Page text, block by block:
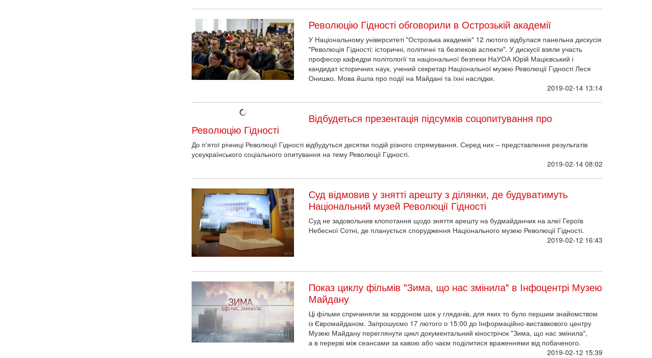
Революцію Гідності обговорили в Острозькій академії
У Національному університеті "Острозька академія" 12 лютого відбулася панельна дискусія
"Революція Гідності: історичні, політичні та безпекові аспекти". У дискусії взяли участь
професор кафедри політології та національної безпеки НаУОА Юрій Мацієвський і
кандидат історичних наук, учений секретар Національної музею Революції Гідності Леся
Онишко. Мова йшла про події на Майдані та їхні наслідки.
2019-02-14 13:14
Відбудеться презентація підсумків соцопитування про
Революцію Гідності
До п'ятої річниці Революції Гідності відбудуться десятки подій різного спрямування. Серед них – представлення результатів
усеукраїнського соціального опитування на тему Революції Гідності.
2019-02-14 08:02
Суд відмовив у знятті арешту з ділянки, де будуватимуть
Національний музей Революції Гідності
Суд не задовольнив клопотання щодо зняття арешту на будмайданчик на алеї Героїв
Небесної Сотні, де планується спорудження Національного музею Революції Гідності.
2019-02-12 16:43
Показ циклу фільмів "Зима, що нас змінила" в Інфоцентрі Музею
Майдану
Ці фільми спричиняли за кордоном шок у глядачів, для яких то було першим знайомством
із Євромайданом. Запрошуємо 17 лютого о 15:00 до Інформаційно-виставкового центру
Музею Майдану переглянути цикл документальний кінострічок "Зима, що нас змінила",
а в перерві між сеансами за кавою або чаєм поділитися враженнями від побаченого.
2019-02-12 15:39